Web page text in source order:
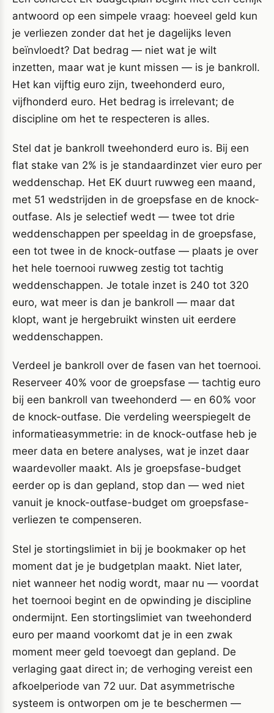
antwoord op een simpele vraag: hoeveel geld kun
je verliezen zonder dat het je dagelijks leven
beïnvloedt? Dat bedrag — niet wat je wilt
inzetten, maar wat je kunt missen — is je bankroll.
Het kan vijftig euro zijn, tweehonderd euro,
vijfhonderd euro. Het bedrag is irrelevant; de
discipline om het te respecteren is alles.
Stel dat je bankroll tweehonderd euro is. Bij een
flat stake van 2% is je standaardinzet vier euro per
weddenschap. Het EK duurt ruwweg een maand,
met 51 wedstrijden in de groepsfase en de knock-
outfase. Als je selectief wedt — twee tot drie
weddenschappen per speeldag in de groepsfase,
een tot twee in de knock-outfase — plaats je over
het hele toernooi ruwweg zestig tot tachtig
weddenschappen. Je totale inzet is 240 tot 320
euro, wat meer is dan je bankroll — maar dat
klopt, want je hergebruikt winsten uit eerdere
weddenschappen.
Verdeel je bankroll over de fasen van het toernooi.
Reserveer 40% voor de groepsfase — tachtig euro
bij een bankroll van tweehonderd — en 60% voor
de knock-outfase. Die verdeling weerspiegelt de
informatieasymmetrie: in de knock-outfase heb je
meer data en betere analyses, wat je inzet daar
waardevoller maakt. Als je groepsfase-budget
eerder op is dan gepland, stop dan — wed niet
vanuit je knock-outfase-budget om groepsfase-
verliezen te compenseren.
Stel je stortingslimiet in bij je bookmaker op het
moment dat je je budgetplan maakt. Niet later,
niet wanneer het nodig wordt, maar nu — voordat
het toernooi begint en de opwinding je discipline
ondermijnt. Een stortingslimiet van tweehonderd
euro per maand voorkomt dat je in een zwak
moment meer geld toevoegt dan gepland. De
verlaging gaat direct in; de verhoging vereist een
afkoelperiode van 72 uur. Dat asymmetrische
systeem is ontworpen om je te beschermen —